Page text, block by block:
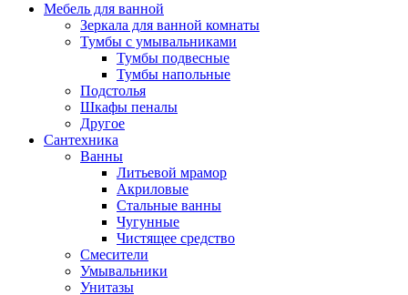
Мебель для ванной
Зеркала для ванной комнаты
Тумбы с умывальниками
Тумбы подвесные
Тумбы напольные
Подстолья
Шкафы пеналы
Другое
Сантехника
Ванны
Литьевой мрамор
Акриловые
Стальные ванны
Чугунные
Чистящее средство
Смесители
Умывальники
Унитазы